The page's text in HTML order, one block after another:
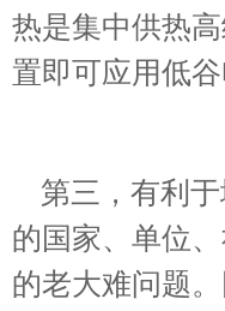
热是集中供热
置即可应用低
第三，有利于
的国家、单位
的老大难问题